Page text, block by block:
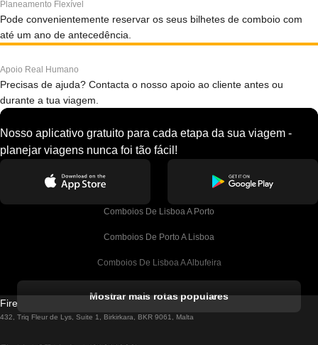
Planeamento Flexível
Pode convenientemente reservar os seus bilhetes de comboio com
até um ano de antecedência.
Apoio Real Humano
Precisas de ajuda? Contacta o nosso apoio ao cliente antes ou
durante a tua viagem.
Nosso aplicativo gratuito para cada etapa da sua viagem -
planejar viagens nunca foi tão fácil!
Comboios De Lisboa A Porto
Comboios De Porto A Lisboa
Comboios De Lisboa A Albufeira
Comboios De Lisboa A Lagos
Mostrar mais rotas populares
Firebird GT Limited (OC 1451)
432, Triq Fleur de Lys, Suite 1, Birkirkara, BKR 9061, Malta